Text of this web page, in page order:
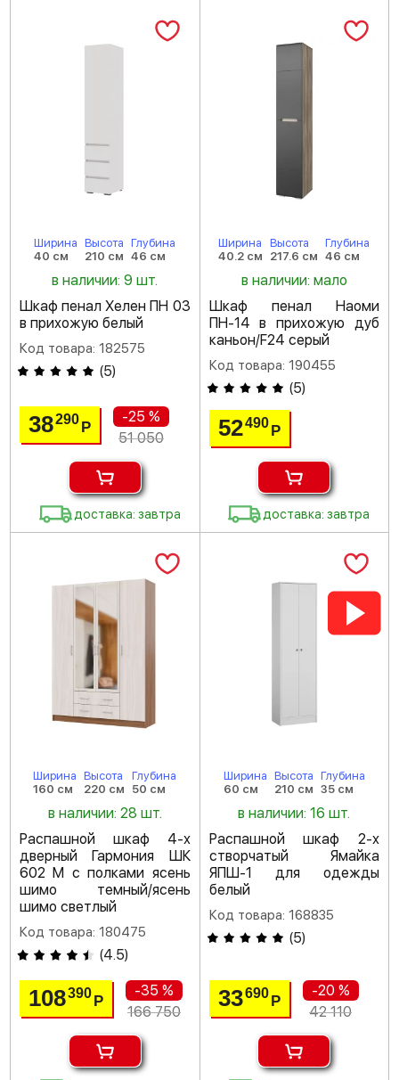
Ширина
40 см
Высота
210 см
Глубина
46 см
в наличии: 9 шт.
Шкаф пенал Хелен ПН 03
в прихожую белый
Код товара: 182575
(5)
38290Р
-25 %
51 050
доставка: завтра
Ширина
40.2 см
Высота
217.6 см
Глубина
46 см
в наличии: мало
Шкаф пенал Наоми
ПН-14 в прихожую дуб
каньон/F24 серый
Код товара: 190455
(5)
52490 Р
доставка: завтра
Ширина
160 см
Высота
220 см
Глубина
50 см
в наличии: 28 шт.
Распашной шкаф 4-х
дверный Гармония ШК
602 М с полками ясень
шимо темный/ясень
шимо светлый
Код товара: 180475
(4.5)
108390Р
-35 %
166 750
Ширина
60 см
Высота
210 см
Глубина
35 см
в наличии: 16 шт.
Распашной шкаф 2-х
створчатый Ямайка
ЯПШ-1 для одежды
белый
Код товара: 168835
(5)
33690 Р
-20 %
42 110